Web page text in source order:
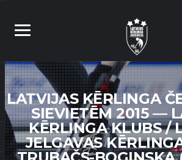
LATVIJAS KĒRLINGA
SIEVIETĒM 2015 —
KĒRLINGA KLUBS /
JELGAVAS